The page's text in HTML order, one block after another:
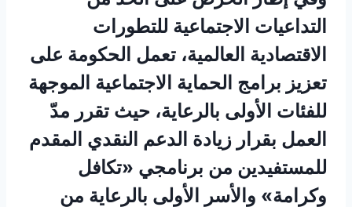
التداعيات الاجتماعية للتطورات
الاقتصادية العالمية، تعمل الحكومة على
تعزيز برامج الحماية الاجتماعية الموجهة
للفئات الأولى بالرعاية، حيث تقرر مدّ
العمل بقرار زيادة الدعم النقدي المقدم
للمستفيدين من برنامجي «تكافل
وكرامة» والأسر الأولى بالرعاية من